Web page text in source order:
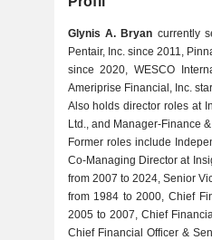
Glynis A. Bryan currently
Pentair, Inc. since 2011,
since 2020, WESCO
Ameriprise Financial, Inc.
Also holds director roles at
Ltd., and Manager-Finance
Former roles include
Co-Managing Director at
from 2007 to 2024, Senior
from 1984 to 2000, Chief
2005 to 2007, Chief
Chief Financial Officer &